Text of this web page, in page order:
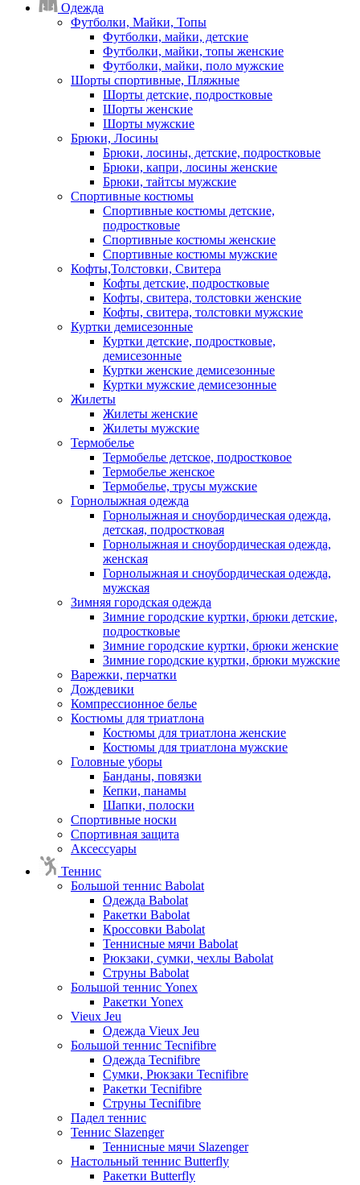
Одежда
Футболки, Майки, Топы
Футболки, майки, детские
Футболки, майки, топы женские
Футболки, майки, поло мужские
Шорты спортивные, Пляжные
Шорты детские, подростковые
Шорты женские
Шорты мужские
Брюки, Лосины
Брюки, лосины, детские, подростковые
Брюки, капри, лосины женские
Брюки, тайтсы мужские
Спортивные костюмы
Спортивные костюмы детские,
подростковые
Спортивные костюмы женские
Спортивные костюмы мужские
Кофты,Толстовки, Свитера
Кофты детские, подростковые
Кофты, свитера, толстовки женские
Кофты, свитера, толстовки мужские
Куртки демисезонные
Куртки детские, подростковые,
демисезонные
Куртки женские демисезонные
Куртки мужские демисезонные
Жилеты
Жилеты женские
Жилеты мужские
Термобелье
Термобелье детское, подростковое
Термобелье женское
Термобелье, трусы мужские
Горнолыжная одежда
Горнолыжная и сноубордическая одежда,
детская, подростковая
Горнолыжная и сноубордическая одежда,
женская
Горнолыжная и сноубордическая одежда,
мужская
Зимняя городская одежда
Зимние городские куртки, брюки детские,
подростковые
Зимние городские куртки, брюки женские
Зимние городские куртки, брюки мужские
Варежки, перчатки
Дождевики
Компрессионное белье
Костюмы для триатлона
Костюмы для триатлона женские
Костюмы для триатлона мужские
Головные уборы
Банданы, повязки
Кепки, панамы
Шапки, полоски
Спортивные носки
Спортивная защита
Аксессуары
Теннис
Большой теннис Babolat
Одежда Babolat
Ракетки Babolat
Кроссовки Babolat
Теннисные мячи Babolat
Рюкзаки, сумки, чехлы Babolat
Струны Babolat
Большой теннис Yonex
Ракетки Yonex
Vieux Jeu
Одежда Vieux Jeu
Большой теннис Tecnifibre
Одежда Tecnifibre
Сумки, Рюкзаки Tecnifibre
Ракетки Tecnifibre
Струны Tecnifibre
Падел теннис
Теннис Slazenger
Теннисные мячи Slazenger
Настольный теннис Butterfly
Ракетки Butterfly